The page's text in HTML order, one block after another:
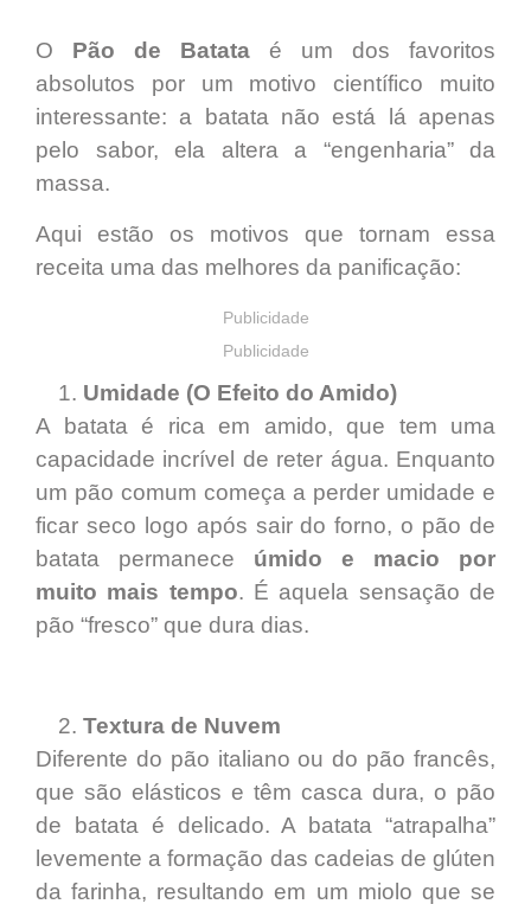
O Pão de Batata é um dos favoritos
absolutos por um motivo científico muito
interessante: a batata não está lá apenas
pelo sabor, ela altera a “engenharia” da
massa.
Aqui estão os motivos que tornam essa
receita uma das melhores da panificação:
Publicidade
Publicidade
Umidade (O Efeito do Amido)
A batata é rica em amido, que tem uma
capacidade incrível de reter água. Enquanto
um pão comum começa a perder umidade e
ficar seco logo após sair do forno, o pão de
batata permanece úmido e macio por
muito mais tempo. É aquela sensação de
pão “fresco” que dura dias.
Textura de Nuvem
Diferente do pão italiano ou do pão francês,
que são elásticos e têm casca dura, o pão
de batata é delicado. A batata “atrapalha”
levemente a formação das cadeias de glúten
da farinha, resultando em um miolo que se